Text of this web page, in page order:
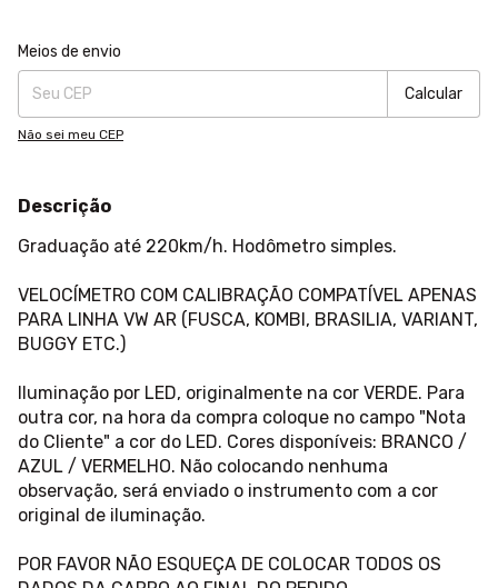
Entregas para o CEP:
Meios de envio
Calcular
Não sei meu CEP
Descrição
Graduação até 220km/h. Hodômetro simples.
VELOCÍMETRO COM CALIBRAÇÃO COMPATÍVEL APENAS
PARA LINHA VW AR (FUSCA, KOMBI, BRASILIA, VARIANT,
BUGGY ETC.)
Iluminação por LED, originalmente na cor VERDE. Para
outra cor, na hora da compra coloque no campo "Nota
do Cliente" a cor do LED. Cores disponíveis: BRANCO /
AZUL / VERMELHO. Não colocando nenhuma
observação, será enviado o instrumento com a cor
original de iluminação.
POR FAVOR NÃO ESQUEÇA DE COLOCAR TODOS OS